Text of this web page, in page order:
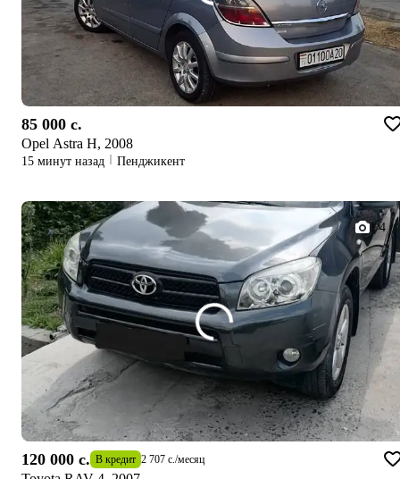
85 000 c.
Opel Astra H, 2008
15 минут назад Пенджикент
1/4
120 000 c. В кредит 2 707 c./месяц